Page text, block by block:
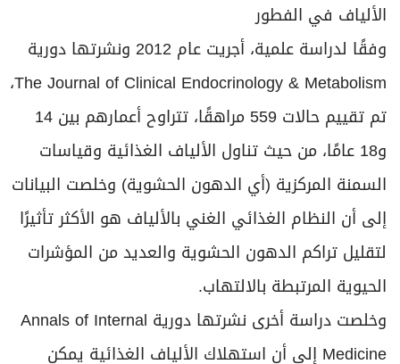
الألياف في الفطور
وفقًا لدراسة علمية، أجريت عام 2012 ونشرتها دورية
The Journal of Clinical Endocrinology & Metabolism،
تم تقييم حالات 559 مراهقًا، تتراوح أعمارهم بين 14
و18 عامًا، من حيث تناول الألياف الغذائية وقياسات
السمنة المركزية (أي الدهون الحشوية) وخلصت البيانات
إلى أن النظام الغذائي الغني بالألياف هو الأكثر تأثيرًا
لتقليل تراكم الدهون الحشوية والعديد من المؤشرات
الحيوية المرتبطة بالالتهاب.
وخلصت دراسة أخرى نشرتها دورية Annals of Internal
Medicine إلى أن استهلاك الألياف الغذائية يمكن